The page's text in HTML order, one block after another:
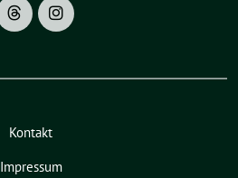
Kontakt
Impressum